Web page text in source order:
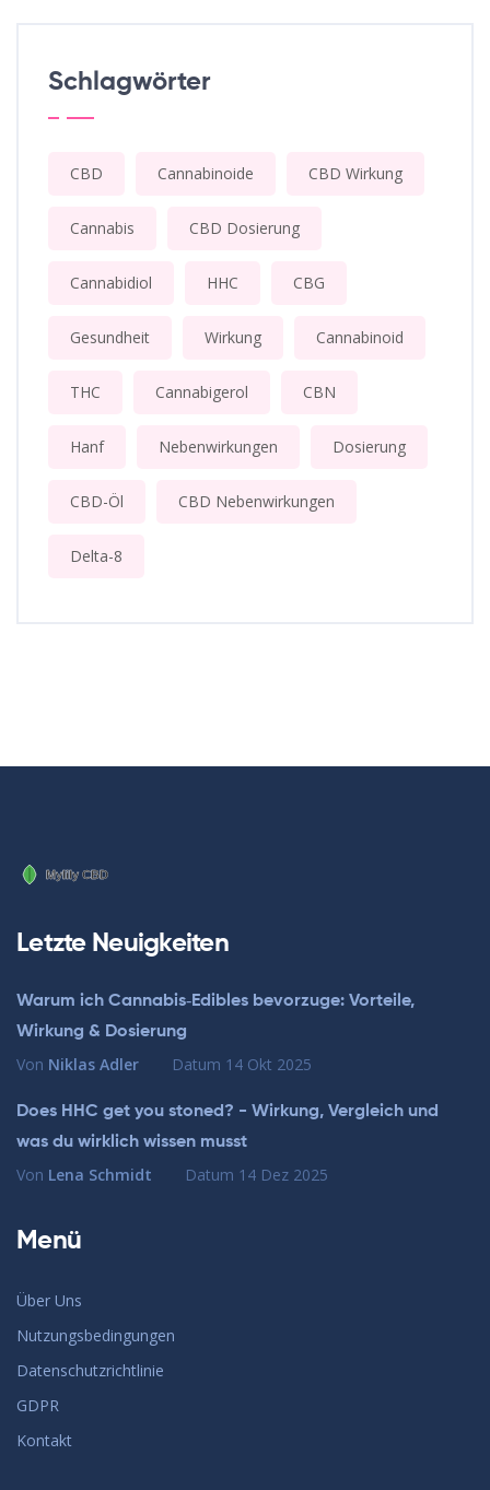
Schlagwörter
CBD Cannabinoide CBD Wirkung
Cannabis CBD Dosierung
Cannabidiol HHC CBG
Gesundheit Wirkung Cannabinoid
THC Cannabigerol CBN
Hanf Nebenwirkungen Dosierung
CBD-Öl CBD Nebenwirkungen
Delta-8
Letzte Neuigkeiten
Warum ich Cannabis‑Edibles bevorzuge: Vorteile,
Wirkung & Dosierung
Von Niklas Adler Datum 14 Okt 2025
Does HHC get you stoned? - Wirkung, Vergleich und
was du wirklich wissen musst
Von Lena Schmidt Datum 14 Dez 2025
Menü
Über Uns
Nutzungsbedingungen
Datenschutzrichtlinie
GDPR
Kontakt